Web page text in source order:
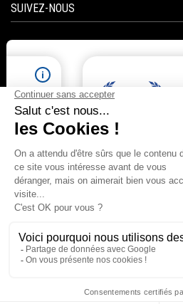
SUIVEZ-NOUS
Marchand approuvé
© 2020 All right reserved